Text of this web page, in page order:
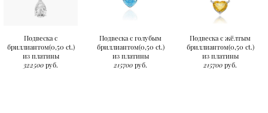
Подвеска с
бриллиантом(0,50 ct.)
из платины
322500 руб.
Подвеска с голубым
бриллиантом(0,50 ct.)
из платины
215700 руб.
Подвеска с жёлтым
бриллиантом(0,50 ct.)
из платины
215700 руб.